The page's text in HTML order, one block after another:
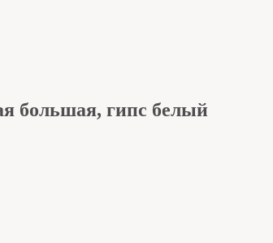
большая, гипс белый